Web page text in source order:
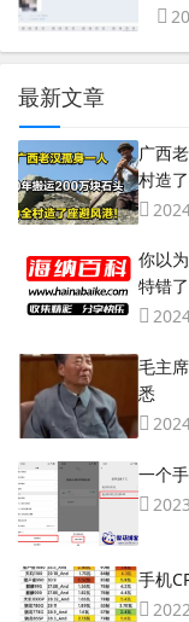
最新文章
广西
村造
你以
特错了
毛主
悉
一个
手机